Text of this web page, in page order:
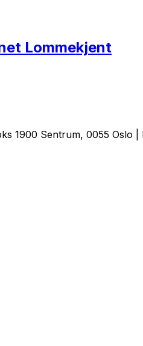
Lommekjent
1900 Sentrum, 0055 Oslo